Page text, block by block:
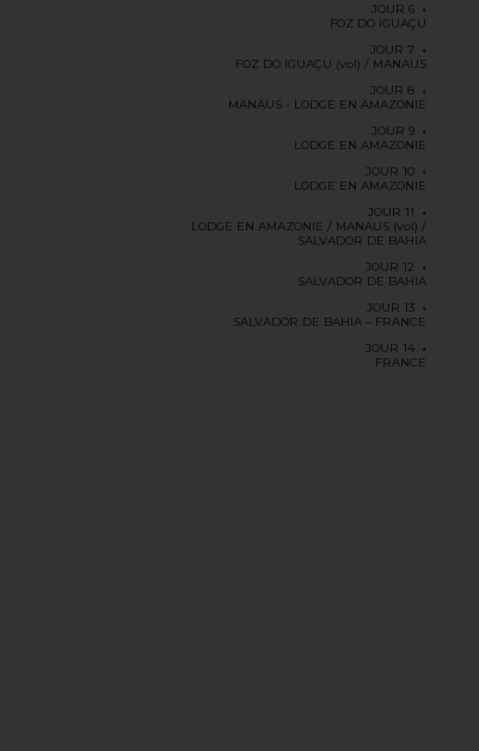
JOUR 6
FOZ DO IGUAÇU
JOUR 7
FOZ DO IGUAÇU (vol) / MANAUS
JOUR 8
MANAUS - LODGE EN AMAZONIE
JOUR 9
LODGE EN AMAZONIE
JOUR 10
LODGE EN AMAZONIE
JOUR 11
LODGE EN AMAZONIE / MANAUS (vol) /
SALVADOR DE BAHIA
JOUR 12
SALVADOR DE BAHIA
JOUR 13
SALVADOR DE BAHIA – FRANCE
JOUR 14
FRANCE